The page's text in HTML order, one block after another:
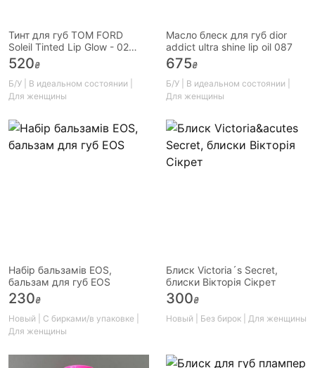
Тинт для губ TOM FORD
Soleil Tinted Lip Glow - 02
Nude Bikin
520₴
Б/У | В идеальном состоянии |
Для женщины
Масло блеск для губ dior
addict ultra shine lip oil 087
675₴
Б/У | В идеальном состоянии |
Для женщины
Набір бальзамів EOS,
бальзам для губ EOS
230₴
Новый | С бирками/в упаковке |
Для женщины
Блиск Victoria´s Secret,
блиски Вікторія Сікрет
300₴
Новый | Без бирок | Для женщины